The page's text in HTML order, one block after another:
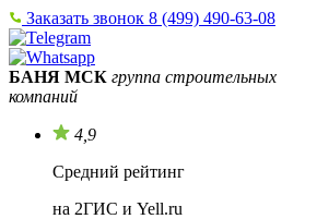
Заказать звонок 8 (499) 490-63-08
БАНЯ МСК группа строительных
компаний
4,9
Средний рейтинг
на 2ГИС и Yell.ru